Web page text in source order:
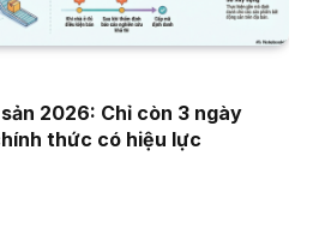
2026: Chỉ còn 3 ngày
thức có hiệu lực